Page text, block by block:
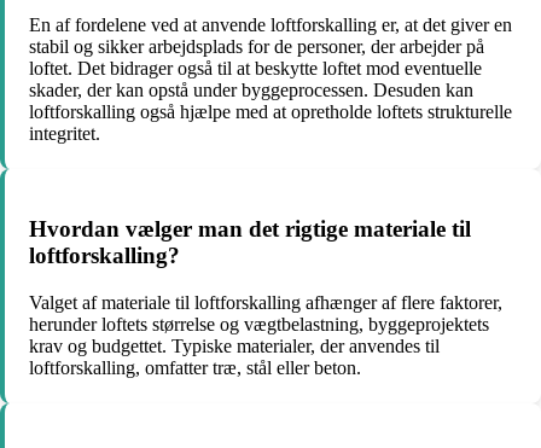
En af fordelene ved at anvende loftforskalling er, at det giver en
stabil og sikker arbejdsplads for de personer, der arbejder på
loftet. Det bidrager også til at beskytte loftet mod eventuelle
skader, der kan opstå under byggeprocessen. Desuden kan
loftforskalling også hjælpe med at opretholde loftets strukturelle
integritet.
Hvordan vælger man det rigtige materiale til
loftforskalling?
Valget af materiale til loftforskalling afhænger af flere faktorer,
herunder loftets størrelse og vægtbelastning, byggeprojektets
krav og budgettet. Typiske materialer, der anvendes til
loftforskalling, omfatter træ, stål eller beton.